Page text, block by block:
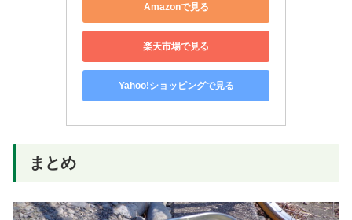
Amazonで見る
楽天市場で見る
Yahoo!ショッピングで見る
まとめ